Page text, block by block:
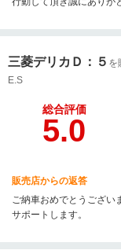
三菱デリカＤ：５ を
E.S
総合評価
5.0
販売店からの返答
ご納車おめでとうござい
サポートします。